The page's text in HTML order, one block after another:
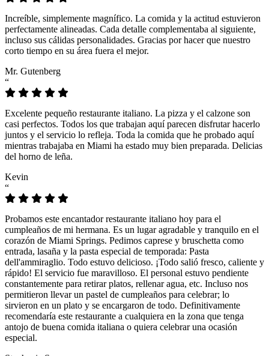
Increíble, simplemente magnífico. La comida y la actitud estuvieron
perfectamente alineadas. Cada detalle complementaba al siguiente,
incluso sus cálidas personalidades. Gracias por hacer que nuestro
corto tiempo en su área fuera el mejor.
Mr. Gutenberg
“
Excelente pequeño restaurante italiano. La pizza y el calzone son
casi perfectos. Todos los que trabajan aquí parecen disfrutar hacerlo
juntos y el servicio lo refleja. Toda la comida que he probado aquí
mientras trabajaba en Miami ha estado muy bien preparada. Delicias
del horno de leña.
Kevin
“
Probamos este encantador restaurante italiano hoy para el
cumpleaños de mi hermana. Es un lugar agradable y tranquilo en el
corazón de Miami Springs. Pedimos caprese y bruschetta como
entrada, lasaña y la pasta especial de temporada: Pasta
dell'ammiraglio. Todo estuvo delicioso. ¡Todo salió fresco, caliente y
rápido! El servicio fue maravilloso. El personal estuvo pendiente
constantemente para retirar platos, rellenar agua, etc. Incluso nos
permitieron llevar un pastel de cumpleaños para celebrar; lo
sirvieron en un plato y se encargaron de todo. Definitivamente
recomendaría este restaurante a cualquiera en la zona que tenga
antojo de buena comida italiana o quiera celebrar una ocasión
especial.